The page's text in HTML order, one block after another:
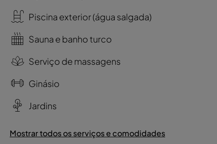
Piscina exterior (água salgada)
Sauna e banho turco
Serviço de massagens
Ginásio
Jardins
Mostrar todos os serviços e comodidades